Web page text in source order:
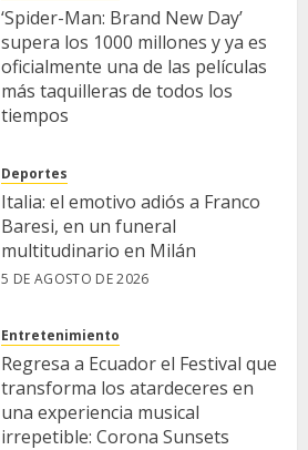
‘Spider-Man: Brand New Day’
supera los 1000 millones y ya es
oficialmente una de las películas
más taquilleras de todos los
tiempos
Deportes
Italia: el emotivo adiós a Franco
Baresi, en un funeral
multitudinario en Milán
5 DE AGOSTO DE 2026
Entretenimiento
Regresa a Ecuador el Festival que
transforma los atardeceres en
una experiencia musical
irrepetible: Corona Sunsets